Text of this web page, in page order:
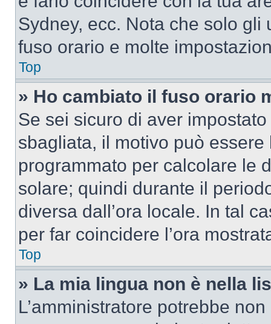
Sydney, ecc. Nota che solo
fuso orario e molte
Top
» Ho cambiato il fuso orario
Se sei sicuro di aver
sbagliata, il motivo può essere
programmato per calcolare le
solare; quindi durante il
diversa dall’ora locale. In tal
per far coincidere l’ora
Top
» La mia lingua non è nella
L’amministratore potrebbe